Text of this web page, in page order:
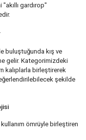
gardırop"
buluştuğunda kış ve
gelir. Kategorimizdeki
kalıplarla birleştirerek
şekilde
ömrüyle birleştiren